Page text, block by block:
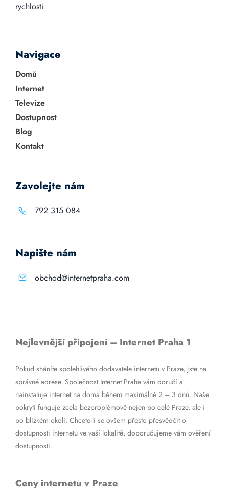
rychlosti
Navigace
Domů
Internet
Televize
Dostupnost
Blog
Kontakt
Zavolejte nám
792 315 084
Napište nám
obchod@internetpraha.com
Nejlevnější připojení – Internet Praha 1
Pokud sháníte spolehlivého dodavatele internetu v Praze, jste na
správné adrese. Společnost Internet Praha vám doručí a
nainstaluje internet na doma během maximálně 2 – 3 dnů. Naše
pokrytí funguje zcela bezproblémově nejen po celé Praze, ale i
po blízkém okolí. Chcete-li se ovšem přesto přesvědčit o
dostupnosti internetu ve vaší lokalitě, doporučujeme vám ověření
dostupnosti.
Ceny internetu v Praze